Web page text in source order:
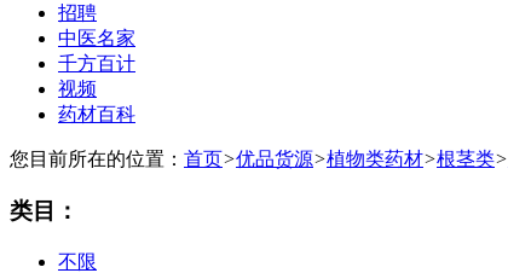
招聘
中医名家
千方百计
视频
药材百科
您目前所在的位置： 首页>优品货源>植物类药材>根茎类>
类目：
不限